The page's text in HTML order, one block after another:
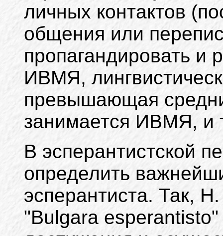
личных контактов
общения или
пропагандировать и
ИВМЯ,
превышающая
занимается ИВМЯ, и
В эсперантистской
определить
эсперантиста. Так,
"Bulgara esperantisto"